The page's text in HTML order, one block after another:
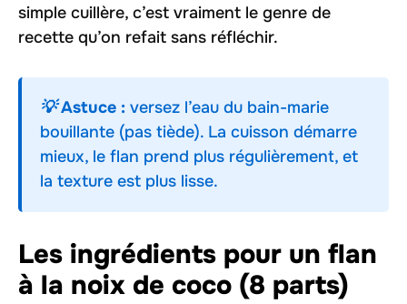
simple cuillère, c’est vraiment le genre de
recette qu’on refait sans réfléchir.
💡 Astuce : versez l’eau du bain-marie
bouillante (pas tiède). La cuisson démarre
mieux, le flan prend plus régulièrement, et
la texture est plus lisse.
Les ingrédients pour un flan
à la noix de coco (8 parts)